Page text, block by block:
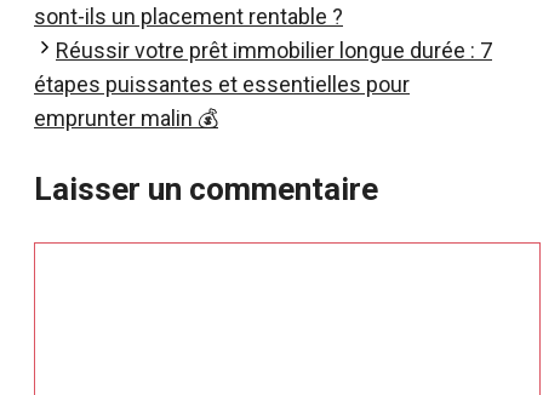
sont-ils un placement rentable ?
Réussir votre prêt immobilier longue durée : 7
étapes puissantes et essentielles pour
emprunter malin 💰
Laisser un commentaire